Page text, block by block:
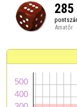
285
Amatőr